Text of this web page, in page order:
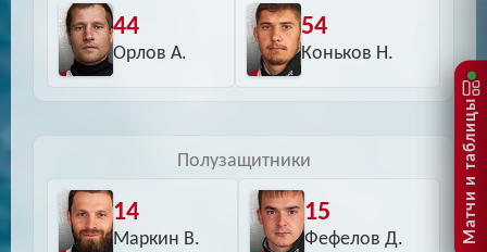
44
Орлов А.
54
Коньков Н.
Полузащитники
14
Маркин В.
15
Фефелов Д. Матчи и таблицы